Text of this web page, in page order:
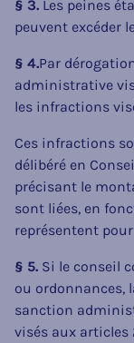
§ 3. Les peines
peuvent excéder
§ 4.Par
administrative
les infractions
Ces infractions
délibéré en
précisant le
sont liées, en
représentent
§ 5. Si le conseil
ou ordonnances,
sanction
visés aux articles